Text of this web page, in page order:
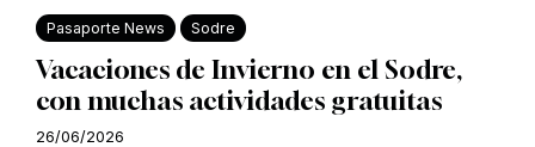
Pasaporte News Sodre
Vacaciones de Invierno en el Sodre,
con muchas actividades gratuitas
26/06/2026